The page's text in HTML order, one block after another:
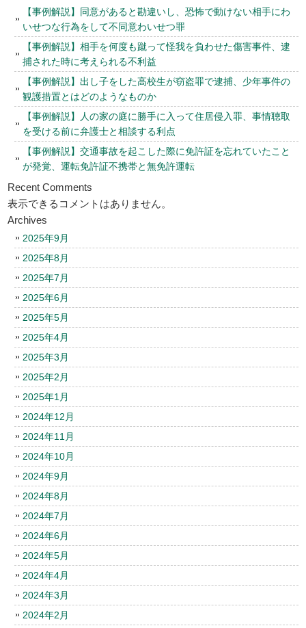
【事例解説】同意があると勘違いし、恐怖で動けない相手にわ
いせつな行為をして不同意わいせつ罪
【事例解説】相手を何度も蹴って怪我を負わせた傷害事件、逮
捕された時に考えられる不利益
【事例解説】出し子をした高校生が窃盗罪で逮捕、少年事件の
観護措置とはどのようなものか
【事例解説】人の家の庭に勝手に入って住居侵入罪、事情聴取
を受ける前に弁護士と相談する利点
【事例解説】交通事故を起こした際に免許証を忘れていたこと
が発覚、運転免許証不携帯と無免許運転
Recent Comments
表示できるコメントはありません。
Archives
2025年9月
2025年8月
2025年7月
2025年6月
2025年5月
2025年4月
2025年3月
2025年2月
2025年1月
2024年12月
2024年11月
2024年10月
2024年9月
2024年8月
2024年7月
2024年6月
2024年5月
2024年4月
2024年3月
2024年2月